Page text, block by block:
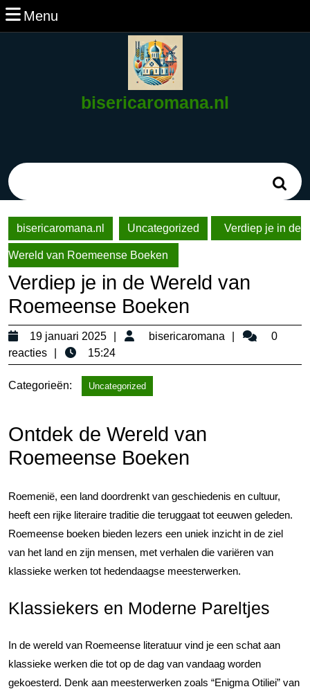
Ga
naar
Menu
bisericaromana.nl
bisericaromana.nl
Uncategorized Verdiep je in de
Wereld van Roemeense Boeken
Verdiep je in de Wereld van
Roemeense Boeken
19 januari 2025
19
2025
bisericaromana
0
reacties
15:24
Categorieën: Uncategorized
Ontdek de Wereld van
Roemeense Boeken
Roemenië, een land doordrenkt van geschiedenis en cultuur,
heeft een rijke literaire traditie die teruggaat tot eeuwen geleden.
Roemeense boeken bieden lezers een uniek inzicht in de ziel
van het land en zijn mensen, met verhalen die variëren van
klassieke werken tot hedendaagse meesterwerken.
Klassiekers en Moderne Pareltjes
In de wereld van Roemeense literatuur vind je een schat aan
klassieke werken die tot op de dag van vandaag worden
gekoesterd. Denk aan meesterwerken zoals “Enigma Otiliei” van